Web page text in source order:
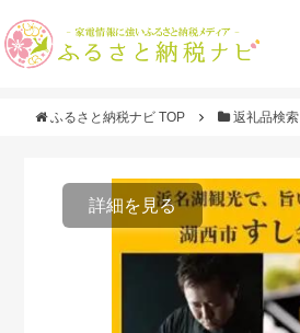
ふるさと納税ナビ TOP 返礼品検索
詳細を見る